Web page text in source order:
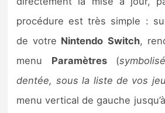
procédure est très simple : sur
de votre Nintendo Switch,
menu Paramètres(
dentée, sous la liste de vos
menu vertical de gauche